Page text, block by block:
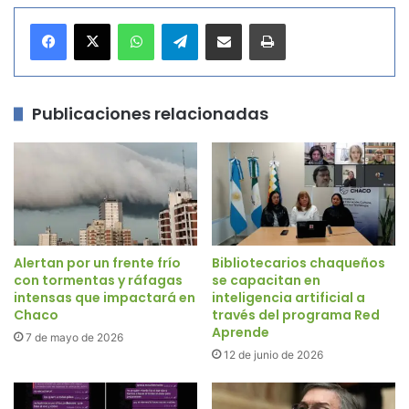
Telegram
Publicaciones relacionadas
Alertan por un frente frío
con tormentas y ráfagas
intensas que impactará en
Chaco
7 de mayo de 2026
Bibliotecarios chaqueños
se capacitan en
inteligencia artificial a
través del programa Red
Aprende
12 de junio de 2026